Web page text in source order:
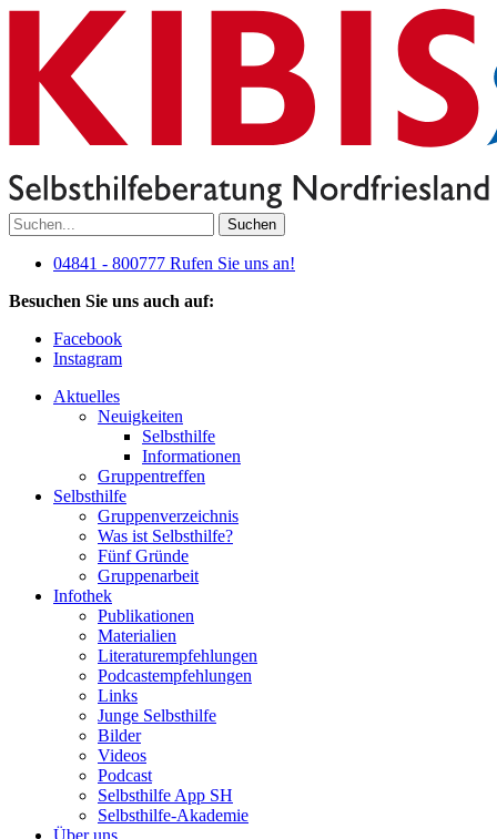
Suchen
04841 - 800777 Rufen Sie uns an!
Besuchen Sie uns auch auf:
Facebook
Instagram
Aktuelles
Neuigkeiten
Selbsthilfe
Informationen
Gruppentreffen
Selbsthilfe
Gruppenverzeichnis
Was ist Selbsthilfe?
Fünf Gründe
Gruppenarbeit
Infothek
Publikationen
Materialien
Literaturempfehlungen
Podcastempfehlungen
Links
Junge Selbsthilfe
Bilder
Videos
Podcast
Selbsthilfe App SH
Selbsthilfe-Akademie
Über uns